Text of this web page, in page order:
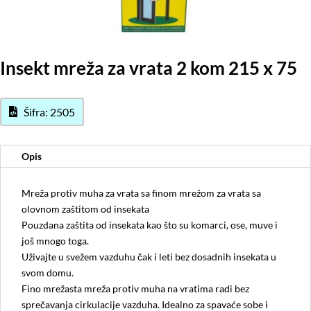
Insekt mreža za vrata 2 kom 215 x 75
Šifra: 2505
Opis
Mreža protiv muha za vrata sa finom mrežom za vrata sa
olovnom zaštitom od insekata
Pouzdana zaštita od insekata kao što su komarci, ose, muve i
još mnogo toga.
Uživajte u svežem vazduhu čak i leti bez dosadnih insekata u
svom domu.
Fino mrežasta mreža protiv muha na vratima radi bez
sprečavanja cirkulacije vazduha. Idealno za spavaće sobe i